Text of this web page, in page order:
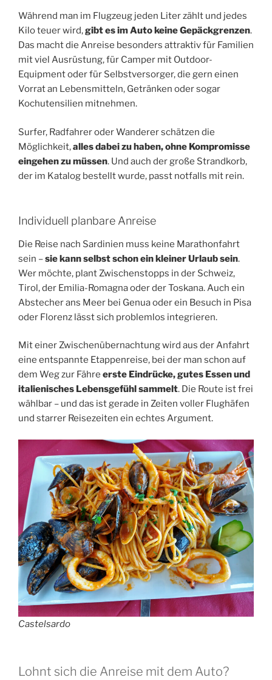
Während man im Flugzeug jeden Liter zählt und jedes
Kilo teuer wird,gibt es im Auto keine Gepäckgrenzen.
Das macht die Anreise besonders attraktiv für Familien
mit viel Ausrüstung, für Camper mit Outdoor-
Equipment oder für Selbstversorger, die gern einen
Vorrat an Lebensmitteln, Getränken oder sogar
Kochutensilien mitnehmen.
Surfer, Radfahrer oder Wanderer schätzen die
Möglichkeit,alles dabei zu haben, ohne Kompromisse
eingehen zu müssen. Und auch der große Strandkorb,
der im Katalog bestellt wurde, passt notfalls mit rein.
Individuell planbare Anreise
Die Reise nach Sardinien muss keine Marathonfahrt
sein –sie kann selbst schon ein kleiner Urlaub sein.
Wer möchte, plant Zwischenstopps in der Schweiz,
Tirol, der Emilia-Romagna oder der Toskana. Auch ein
Abstecher ans Meer bei Genua oder ein Besuch in Pisa
oder Florenz lässt sich problemlos integrieren.
Mit einer Zwischenübernachtung wird aus der Anfahrt
eine entspannte Etappenreise, bei der man schon auf
dem Weg zur Fähre erste Eindrücke, gutes Essen und
italienisches Lebensgefühl sammelt. Die Route ist frei
wählbar – und das ist gerade in Zeiten voller Flughäfen
und starrer Reisezeiten ein echtes Argument.
Castelsardo
Lohnt sich die Anreise mit dem Auto?